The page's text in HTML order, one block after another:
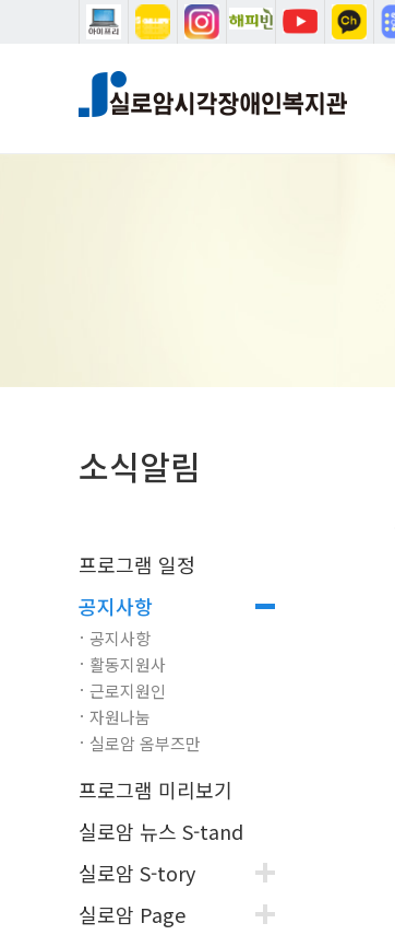
본문 바로가기
메인메뉴 바로가기
소식알림
프로그램 일정
공지사항
공지사항
활동지원사
근로지원인
자원나눔
실로암 옴부즈만
프로그램 미리보기
실로암 뉴스 S-tand
실로암 S-tory
실로암 Page